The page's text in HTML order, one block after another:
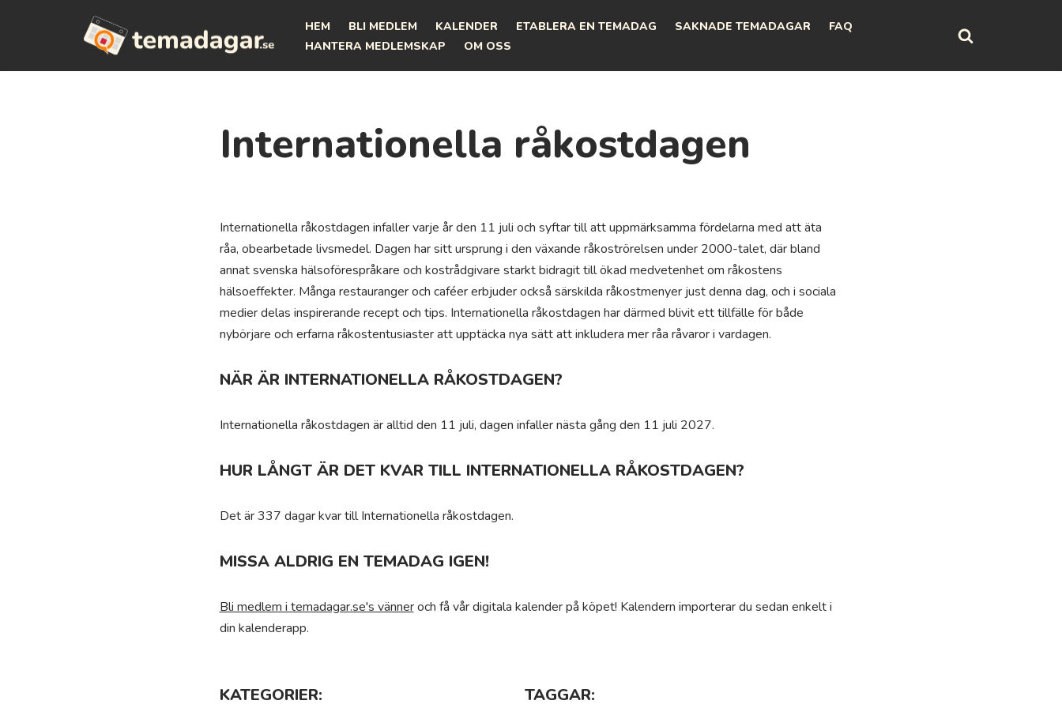
HEM BLI MEDLEM KALENDER ETABLERA EN TEMADAG SAKNADE TEMADAGAR
FAQ
HANTERA MEDLEMSKAP
OM OSS
Internationella råkostdagen
Internationella råkostdagen infaller varje år den 11 juli och syftar till att uppmärksamma fördelarna med att äta
råa, obearbetade livsmedel. Dagen har sitt ursprung i den växande råkoströrelsen under 2000-talet, där bland
annat svenska hälsoförespråkare och kostrådgivare starkt bidragit till ökad medvetenhet om råkostens
hälsoeffekter. Många restauranger och caféer erbjuder också särskilda råkostmenyer just denna dag, och i sociala
medier delas inspirerande recept och tips. Internationella råkostdagen har därmed blivit ett tillfälle för både
nybörjare och erfarna råkostentusiaster att upptäcka nya sätt att inkludera mer råa råvaror i vardagen.
NÄR ÄR INTERNATIONELLA RÅKOSTDAGEN?
Internationella råkostdagen är alltid den 11 juli, dagen infaller nästa gång den 11 juli 2027.
HUR LÅNGT ÄR DET KVAR TILL INTERNATIONELLA RÅKOSTDAGEN?
Det är 337 dagar kvar till Internationella råkostdagen.
MISSA ALDRIG EN TEMADAG IGEN!
Bli medlem i temadagar.se's vänneroch få vår digitala kalender på köpet! Kalendern importerar du sedan enkelt i
din kalenderapp.
KATEGORIER: TAGGAR: